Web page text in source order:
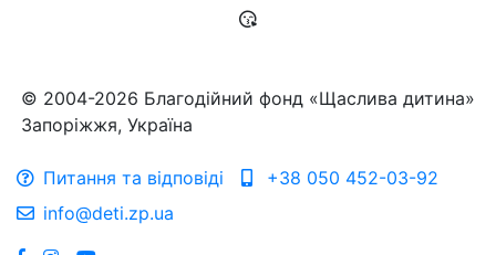
© 2004-2026 Благодійний фонд «Щаслива дитина»
Запоріжжя, Україна
Питання та відповіді
+38 050 452-03-92
info@deti.zp.ua